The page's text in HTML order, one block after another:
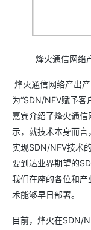
烽火通信网络
烽火通信网络产出
为“SDN/NFV赋予客
嘉宾介绍了烽火通
示，就技术本身而
实现SDN/NFV技术
要到达业界期望的
我们在座的各位和
术能够早日部署。
目前，烽火在SDN/